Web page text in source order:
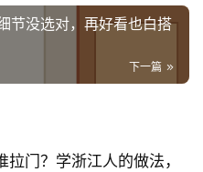
节没选对，再好看也白搭
下一篇
门？学浙江人的做法，